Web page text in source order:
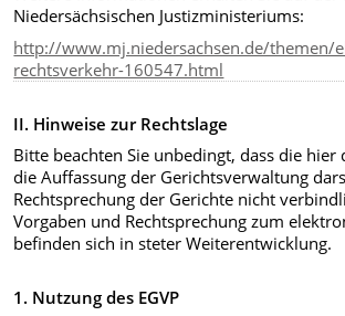
Niedersächsischen Justizministeriums:
http://www.mj.niedersachsen.de/themen/
rechtsverkehr-160547.html
II. Hinweise zur Rechtslage
Bitte beachten Sie unbedingt, dass die
die Auffassung der Gerichtsverwaltung
Rechtsprechung der Gerichte nicht
Vorgaben und Rechtsprechung zum
befinden sich in steter Weiterentwicklung.
1. Nutzung des EGVP